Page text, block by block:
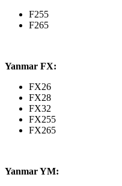
F255
F265
Yanmar FX:
FX26
FX28
FX32
FX255
FX265
Yanmar YM: